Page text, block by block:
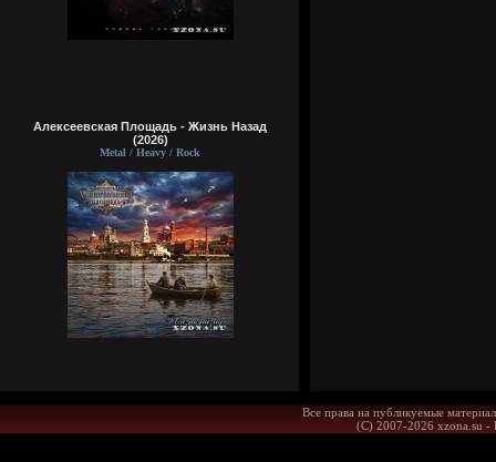
Алексеевская Площадь - Жизнь Назад
(2026)
Metal / Heavy / Rock
Все права на публикуемые
(С) 2007-2026 xzona.su -